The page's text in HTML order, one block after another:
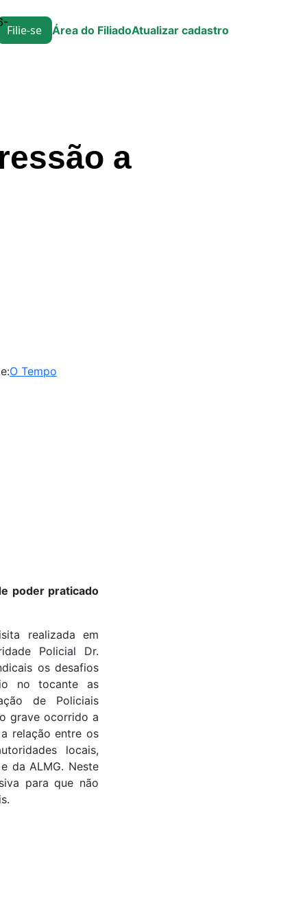
Filie-se Área do FiliadoAtualizar cadastro
a
O Tempo
poder praticado
realizada em
Policial Dr.
os desafios
no tocante as
de Policiais
grave ocorrido a
relação entre os
locais,
da ALMG. Neste
para que não